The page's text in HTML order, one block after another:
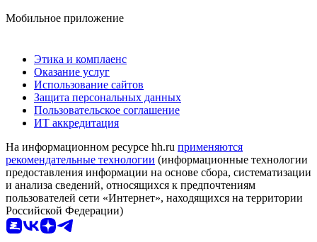
Мобильное приложение
Этика и комплаенс
Оказание услуг
Использование сайтов
Защита персональных данных
Пользовательское соглашение
ИТ аккредитация
На информационном ресурсе hh.ru применяются
рекомендательные технологии (информационные технологии
предоставления информации на основе сбора, систематизации
и анализа сведений, относящихся к предпочтениям
пользователей сети «Интернет», находящихся на территории
Российской Федерации)